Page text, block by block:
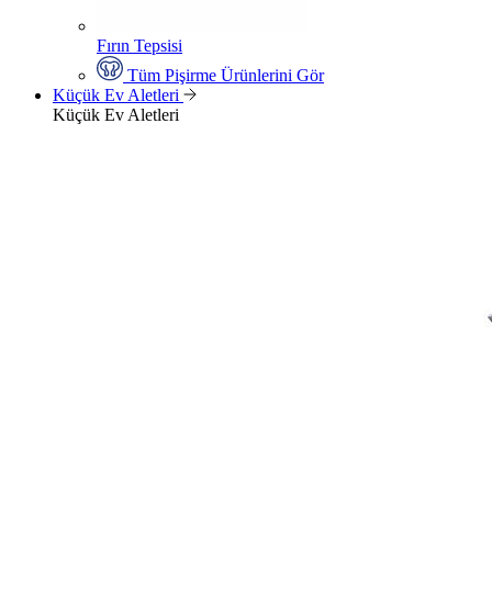
Fırın Tepsisi
Tüm Pişirme Ürünlerini Gör
Küçük Ev Aletleri
Küçük Ev Aletleri